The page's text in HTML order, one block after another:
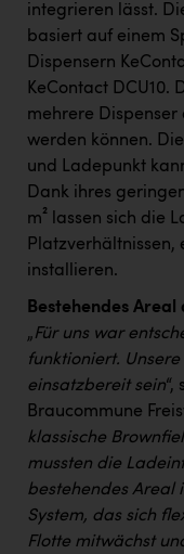
Orlen
Passage Linz
PÜSPÖK
REMAX
RE/MAX Welcome
Resch&Frisch
RUBBLE MASTER
Ruderclub Wels
SCRI - Salzburg
Schwingshandl -
Smurfit Westrock
integrieren lässt.
basiert auf einem
Dispensern
KeContact DCU10.
mehrere
werden können.
und Ladepunkt
Dank ihres
m² lassen sich die
Platzverhältnissen,
installieren.
Bestehendes
„Für uns war
funktioniert.
einsatzbereit sein“,
Braucommune
klassische
mussten die
bestehendes Areal
System, das sich
Flotte mitwächst